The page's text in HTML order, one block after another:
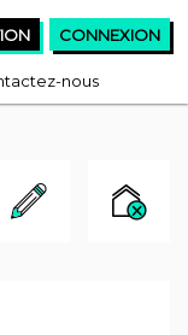
CONNEXION
nous